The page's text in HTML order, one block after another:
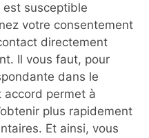
susceptible
votre consentement
directement
Il vous faut, pour
dans le
permet à
plus rapidement
Et ainsi, vous